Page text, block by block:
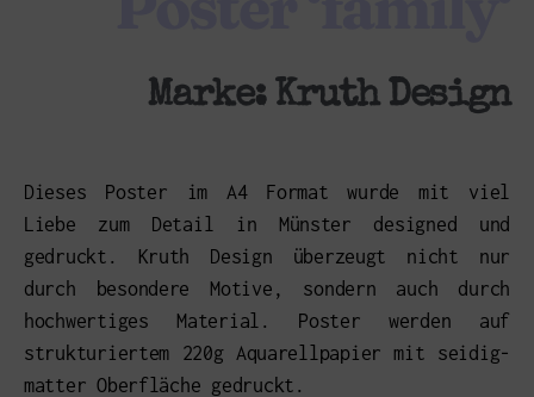
Marke: Kruth Design
Dieses Poster im A4 Format wurde mit viel
Liebe zum Detail in Münster designed und
gedruckt. Kruth Design überzeugt nicht nur
durch besondere Motive, sondern auch durch
hochwertiges Material. Poster werden auf
strukturiertem 220g Aquarellpapier mit seidig-
matter Oberfläche gedruckt.